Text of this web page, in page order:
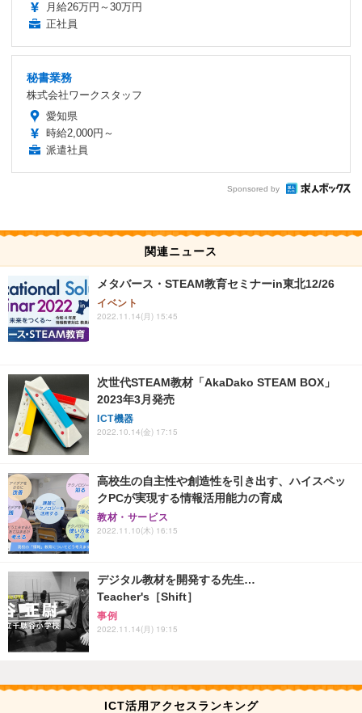
月給26万円～30万円
正社員
秘書業務
株式会社ワークスタッフ
愛知県
時給2,000円～
派遣社員
Sponsored by
関連ニュース
メタバース・STEAM教育セミナーin東北12/26
イベント
2022.11.14(月) 15:45
次世代STEAM教材「AkaDako STEAM BOX」
2023年3月発売
ICT機器
2022.10.14(金) 17:15
高校生の自主性や創造性を引き出す、ハイスペッ
クPCが実現する情報活用能力の育成
教材・サービス
2022.11.10(木) 16:15
デジタル教材を開発する先生…
Teacher's［Shift］
事例
2022.11.14(月) 19:15
ICT活用アクセスランキング